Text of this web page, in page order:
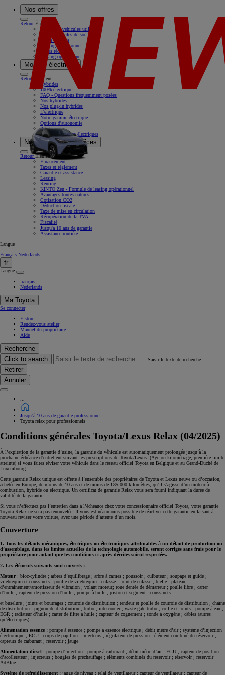
Nos offres
RetourÉlément
Nos offres véhicules utilitaires
Offres véhicules de société
Offres récentes
Leasing opérationnel
Offres récentes
Leasing opérationnel
Mobilité électrique
Retour
Élément
Hybrides
100% électrique
FAQ - Questions fréquemment posées
Nos hybrides
Nos plug-in hybrides
L'électrique
Notre gamme électrique
Options d'autonomie
Pluginvest
Nos camionnettes électriques
Nos solutions & services
RetourÉlément
Financement
Taxes et règlement
Garantie et assistance
Leasing
Renting
KINTO Zen - Formule de leasing opérationnel
Avantages toutes natures
Cotisation CO2
Déduction fiscale
Taxe de mise en circulation
Récupération de la TVA
Fiscalité
Jusqu'à 10 ans de garantie
Assistance routière
Langue
Français Nederlands
fr
Langue
français
Nederlands
Ma Toyota
Se connecter
E-store
Rendez-vous atelier
Manuel du propriétaire
Aide
Recherche
Click to search
Saisir le texte de recherche
Retirer
Annuler
Jusqu’à 10 ans de garantie professionnel
Toyota relax pour professionnels
Conditions générales Toyota/Lexus Relax (04/2025)
À l’expiration de la garantie d’usine, la garantie du véhicule est automatiquement prolongée jusqu’à la
prochaine échéance d’entretient suivant les prescriptions de Toyota/Lexus. (Age ou kilométrage, première limite
atteinte) si vous faites réviser votre véhicule dans le réseau officiel Toyota en Belgique et au Grand-Duché de
Luxembourg.
Cette garantie Relax unique est offerte à l’ensemble des propriétaires de Toyota et Lexus neuve ou d’occasion,
achetée en Europe, de moins de 10 ans et de moins de 185.000 kilomètres, qu’il s’agisse d’un moteur à
combustion, hybride ou électrique. Un certificat de garantie Relax vous sera fourni indiquant la durée de
validité de la garantie.
Si vous n’effectuez pas l’entretien dans à l’échéance chez votre concessionnaire officiel Toyota, votre garantie
Toyota Relax ne sera pas renouvelée. Il vous est néanmoins possible de réactiver cette garantie en faisant à
nouveau réviser votre voiture, avec une période d’attente d’un mois.
Couverture
1. Tous les défauts mécaniques, électriques ou électroniques attribuables à un défaut de production ou
d’assemblage, dans les limites actuelles de la technologie automobile, seront corrigés sans frais pour le
propriétaire pour autant que les conditions ci-après décrites soient respectées.
2. Les éléments suivants sont couverts :
Moteur: bloc-cylindre ; arbres d’équilibrage ; arbre à cames ; poussoir ; culbuteur ; soupape et guide ;
vilebrequin et coussinets ; poulie de vilebrequin ; culasse ; joint de culasse ; bielle ; plateau
d’entrainement/amortisseur de vibration ; volant moteur; roue dentée de démarreur ; poulie libre ; carter
d’huile ; capteur de pression d’huile ; pompe à huile ; piston et segment ; coussinets ;
et buselure ; joints et bourrages ; courroie de distribution ; tendeur et poulie de courroie de distribution ; chaîne
de distribution ; pignon de distribution ; turbo ; intercooler ; waste gate turbo ; coiffe et joints ; pompe à eau ;
EGR ; radiateur d’huile ; carter de filtre à huile ; capteur de cognement ; sonde à oxygène ; câbles (autres
qu’électriques)
Alimentation essence : pompe à essence ; pompe à essence électrique ; débit mètre d’air ; système d’injection
électronique ; ECU ; corps de papillon ; injecteurs ; régulateur de pression ; élément combiné du réservoir ;
capteurs de carburant ; réservoir ; jauge
Alimentation diesel : pompe d’injection ; pompe à carburant ; débit mètre d’air ; ECU ; capteur de position
d’accélérateur ; injecteurs ; bougies de préchauffage ; éléments combinés du réservoir ; réservoir ; réservoir
AdBlue
Système de refroidissement : jauge de niveau ; relai de ventilateur ; capteur de ventilateur ; capteur de